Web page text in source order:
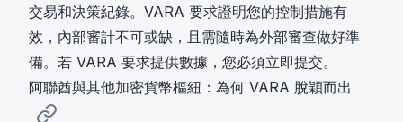
交易和決策紀錄。VARA 要求證明您的控制措施有
效，內部審計不可或缺，且需隨時為外部審查做好準
備。若 VARA 要求提供數據，您必須立即提交。
阿聯酋與其他加密貨幣樞紐：為何 VARA 脫穎而出